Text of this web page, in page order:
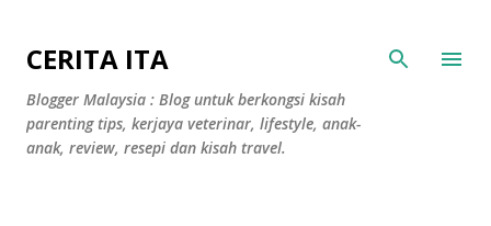
CERITA ITA
Blogger Malaysia : Blog untuk berkongsi kisah
parenting tips, kerjaya veterinar, lifestyle, anak-
anak, review, resepi dan kisah travel.